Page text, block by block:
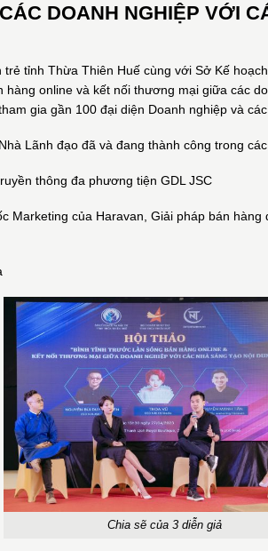
DOANH NGHIỆP VỚI
trẻ tỉnh Thừa Thiên Huế cùng với Sở Kế
online và kết nối thương mại giữa các
gia gần 100 đại diện Doanh nghiệp và các
Lãnh đạo đã và đang thành công trong
thông đa phương tiện GDL JSC
Marketing của Haravan, Giải pháp bán
Chia sẽ của 3 diễn giả